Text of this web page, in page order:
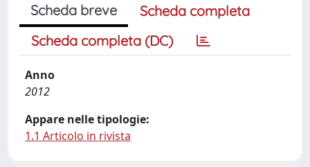
Scheda breve
Scheda completa
Scheda completa (DC)
Anno
2012
Appare nelle tipologie:
1.1 Articolo in rivista